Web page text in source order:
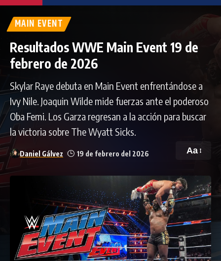
MAIN EVENT
Resultados WWE Main Event 19 de
febrero de 2026
Skylar Raye debuta en Main Event enfrentándose a
Ivy Nile. Joaquin Wilde mide fuerzas ante el poderoso
Oba Femi. Los Garza regresan a la acción para buscar
la victoria sobre The Wyatt Sicks.
Daniel Gálvez 19 de febrero del 2026 Aa